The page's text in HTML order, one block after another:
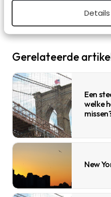
Gerelateerde
Een
welke
New